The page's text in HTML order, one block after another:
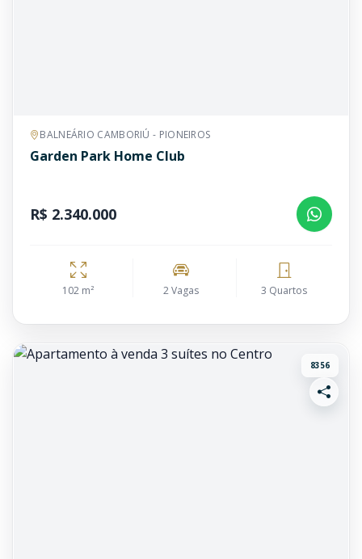
BALNEÁRIO CAMBORIÚ - PIONEIROS
Garden Park Home Club
R$ 2.340.000
102 m² 2 Vagas 3 Quartos
8356